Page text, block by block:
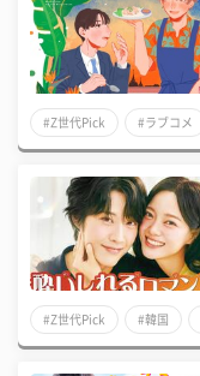
#Z世代Pick #ラブコメ
#Z世代Pick #韓国